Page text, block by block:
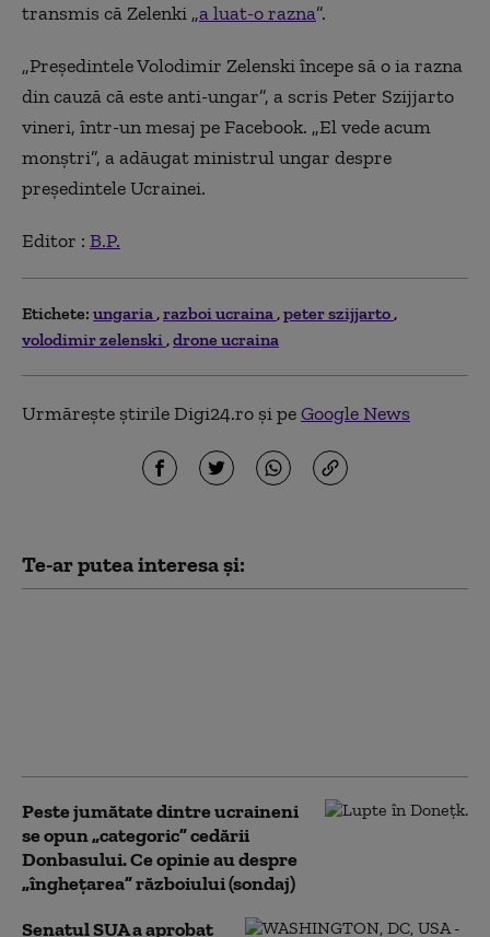
transmis că Zelenki „a luat-o razna”.
„Preşedintele Volodimir Zelenski începe să o ia razna
din cauză că este anti-ungar”, a scris Peter Szijjarto
vineri, într-un mesaj pe Facebook. „El vede acum
monştri”, a adăugat ministrul ungar despre
preşedintele Ucrainei.
Editor : B.P.
Etichete: ungaria razboi ucraina peter szijjarto
volodimir zelenski drone ucraina
Urmărește știrile Digi24.ro și peGoogle News
Te-ar putea interesa și:
Peste jumătate dintre ucraineni
se opun „categoric” cedării
Donbasului. Ce opinie au despre
„înghețarea” războiului (sondaj)
Senatul SUA a aprobat